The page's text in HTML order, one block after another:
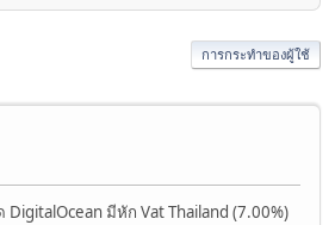
การกระทำของผู้ใช้
มีหัก Vat Thailand (7.00%)